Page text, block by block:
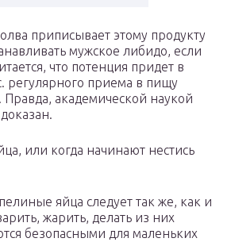
приписывает этому продукту
мужское либидо, если
что потенция придет в
регулярного приема в пищу
академической наукой
или когда начинают нестись
яйца следует так же, как и
жарить, делать из них
безопасными для маленьких